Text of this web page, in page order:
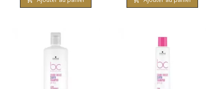
200 millilitres.
500 millilitres.